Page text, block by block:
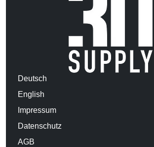
Deutsch
English
Impressum
Datenschutz
AGB